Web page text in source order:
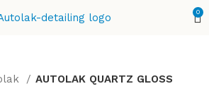
0
AUTOLAK QUARTZ GLOSS